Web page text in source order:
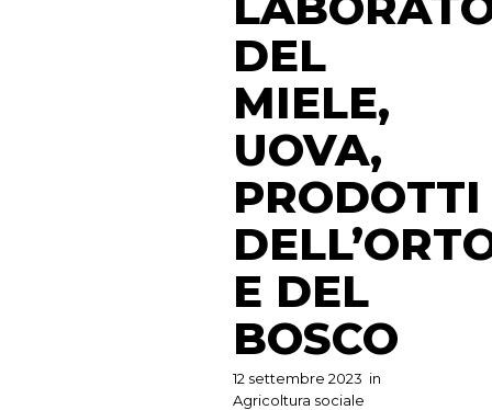
DEL
MIELE,
UOVA,
PRODOTTI
E DEL
BOSCO
12 settembre 2023 in
Agricoltura sociale